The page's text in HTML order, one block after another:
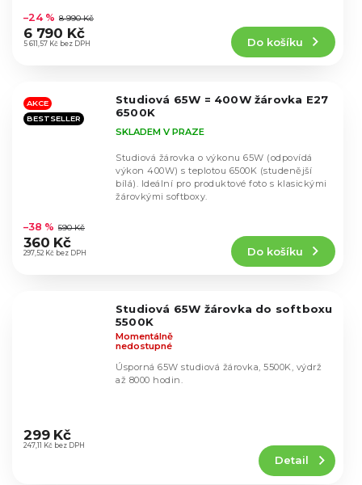
hodnocení
produktu
je
hvězdiček.
5 611,57 Kč bez DPH
–24 % 8 990 Kč
6 790 Kč
Do košíku
AKCE
BESTSELLER
Studiová 65W = 400W žárovka E27
6500K
hodnocení
produktu
je
SKLADEM V PRAZE
297,52 Kč bez DPH
–38 % 590 Kč
360 Kč
Do košíku
Studiová žárovka o výkonu 65W (odpovídá
výkon 400W) s teplotou 6500K (studenější
bílá). Ideální pro produktové foto s klasickými
žárovkými softboxy.
Studiová 65W žárovka do softboxu
5500K
hodnocení
produktu
Momentálně
nedostupné
247,11 Kč bez DPH
299 Kč
Detail
Úsporná 65W studiová žárovka, 5500K, výdrž
až 8000 hodin.